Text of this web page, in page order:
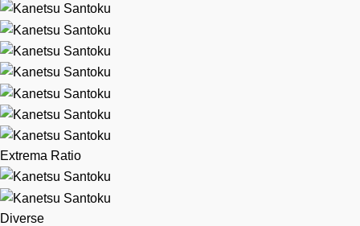
Extrema Ratio
Diverse